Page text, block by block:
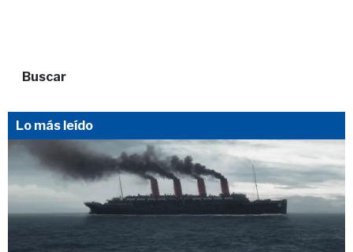
Buscar
Lo más leído